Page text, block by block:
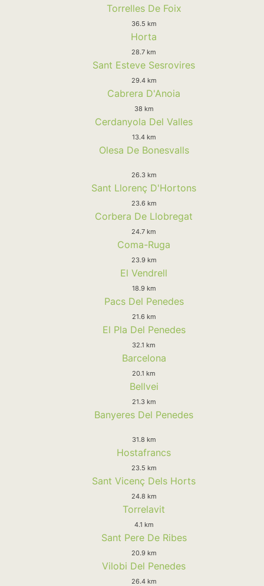
Torrelles De Foix
36.5 km
Horta
28.7 km
Sant Esteve Sesrovires
29.4 km
Cabrera D'Anoia
38 km
Cerdanyola Del Valles
13.4 km
Olesa De Bonesvalls
26.3 km
Sant Llorenç D'Hortons
23.6 km
Corbera De Llobregat
24.7 km
Coma-Ruga
23.9 km
El Vendrell
18.9 km
Pacs Del Penedes
21.6 km
El Pla Del Penedes
32.1 km
Barcelona
20.1 km
Bellvei
21.3 km
Banyeres Del Penedes
31.8 km
Hostafrancs
23.5 km
Sant Vicenç Dels Horts
24.8 km
Torrelavit
4.1 km
Sant Pere De Ribes
20.9 km
Vilobi Del Penedes
26.4 km